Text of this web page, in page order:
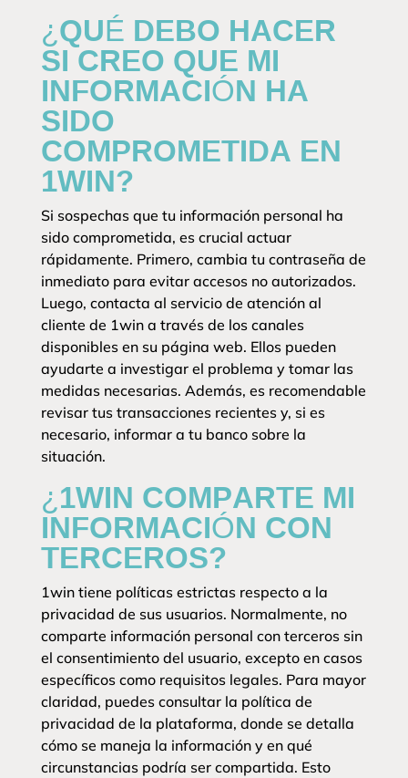
¿QUÉ DEBO HACER
SI CREO QUE MI
INFORMACIÓN HA
SIDO
COMPROMETIDA EN
1WIN?
Si sospechas que tu información personal ha
sido comprometida, es crucial actuar
rápidamente. Primero, cambia tu contraseña de
inmediato para evitar accesos no autorizados.
Luego, contacta al servicio de atención al
cliente de 1win a través de los canales
disponibles en su página web. Ellos pueden
ayudarte a investigar el problema y tomar las
medidas necesarias. Además, es recomendable
revisar tus transacciones recientes y, si es
necesario, informar a tu banco sobre la
situación.
¿1WIN COMPARTE MI
INFORMACIÓN CON
TERCEROS?
1win tiene políticas estrictas respecto a la
privacidad de sus usuarios. Normalmente, no
comparte información personal con terceros sin
el consentimiento del usuario, excepto en casos
específicos como requisitos legales. Para mayor
claridad, puedes consultar la política de
privacidad de la plataforma, donde se detalla
cómo se maneja la información y en qué
circunstancias podría ser compartida. Esto